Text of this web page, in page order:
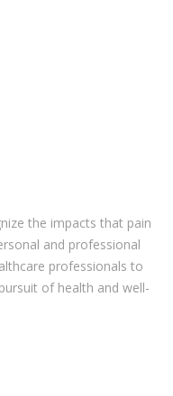
the impacts that pain
and professional
professionals to
of health and well-